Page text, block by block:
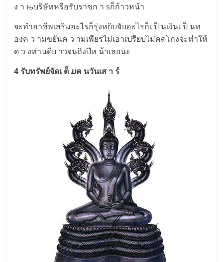
ง า њบริษัทหรือรับราชก า sก็ก้าวหน้า
จะทำอาชีพเสริมอะไรก็รุ่งหยิบจับอะไรก็เ ป็ นเงินเ ป็ นท
องค ว ามขยันค ว ามเพียรไม่เอาเปรียบไม่คดโกงจะทำให้
ด ว งท่านดีย าวจนถึงปีห น้าเลยนะ
4 รับทรัพย์จัดเ ต็ ມค นวันเส า ร์